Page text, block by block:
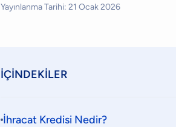
Yayınlanma Tarihi: 21 Ocak 2026
İÇİNDEKİLER
İhracat Kredisi Nedir?